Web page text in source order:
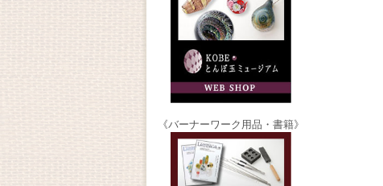
《バーナーワーク用品・書籍》